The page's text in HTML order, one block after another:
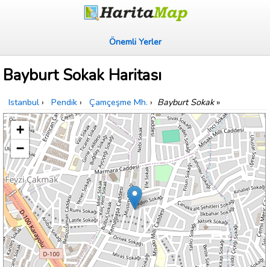
Önemli Yerler
Bayburt Sokak Haritası
Istanbul › Pendik › Çamçeşme Mh. › Bayburt Sokak»
+
−